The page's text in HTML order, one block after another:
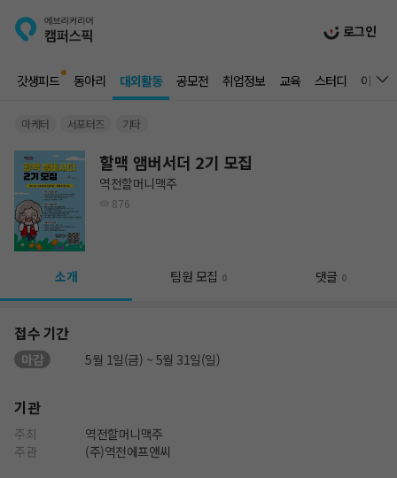
로그인
갓생피드 동아리 대외활동 공모전 취업정보 교육 스터디 이벤트
마케터 서포터즈 기타
할맥 앰버서더 2기 모집
역전할머니맥주
876
소개 팀원 모집 0 댓글 0
접수 기간
마감 5월 1일(금) ~ 5월 31일(일)
기관
주최
역전할머니맥주
주관
(주)역전에프앤씨